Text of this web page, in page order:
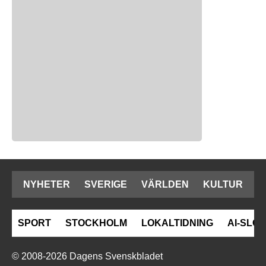
NYHETER SVERIGE VÄRLDEN KULTUR
SPORT STOCKHOLM LOKALTIDNING AI-SLOP
© 2008-2026 Dagens Svenskbladet